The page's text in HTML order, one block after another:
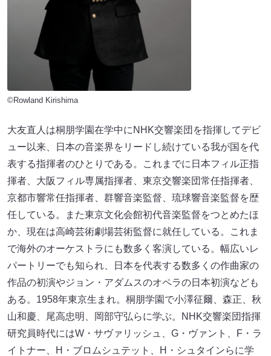
©Rowland Kirishima
大友直人は桐朋学園在学中にNHK交響楽団を指揮してデビ
ュー以来、日本の音楽界をリードし続けている我が国を代
表する指揮者のひとりである。これまでに日本フィル正指
揮者、大阪フィル専属指揮者、東京交響楽団常任指揮者、
京都市響常任指揮者、群響音楽監督、琉球響音楽監督を歴
任している。また東京文化会館初代音楽監督をつとめたほ
か、現在は高崎芸術劇場芸術監督に就任している。これま
で海外のオーケストラにも数多く客演している。幅広いレ
パートリーでも知られ、日本を代表する数多くの作曲家の
作品の初演やジョン・アダムスのオペラの日本初演なども
ある。1958年東京生まれ。桐朋学園で小澤征爾、森正、秋
山和慶、尾高忠明、岡部守弘らに学ぶ。NHK交響楽団指揮
研究員時代にはW・サヴァリッシュ、G・ヴァント、F・ラ
イトナー、H・ブロムシュテット、H・シュタインらに学